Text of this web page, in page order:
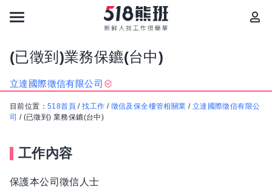
(已徵到)業務保鑣(台中)
立達國際徵信有限公司
目前位置： 518首頁 /找工作 / 徵信及保全樓管相關業 / 立達國際徵信有限公
司 / (已徵到) 業務保鑣(台中)
工作內容
保護本公司徵信人士